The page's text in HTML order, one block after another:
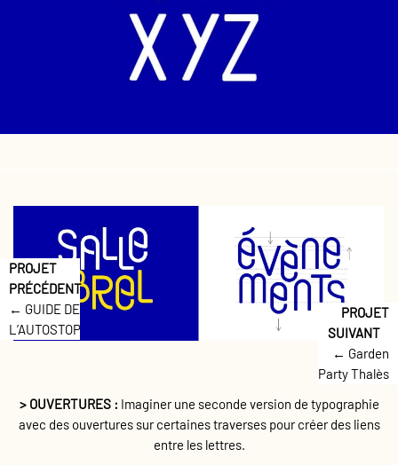
> OUVERTURES : Imaginer une seconde version de typographie
avec des ouvertures sur certaines traverses pour créer des liens
entre les lettres.
← GUIDE DE
L’AUTOSTOP
← Garden
Party Thalès